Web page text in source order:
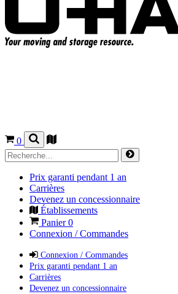
0
Prix garanti pendant 1 an
Carrières
Devenez un concessionnaire
Établissements
Panier0
Connexion / Commandes
Connexion / Commandes
Prix garanti pendant 1 an
Carrières
Devenez un concessionnaire